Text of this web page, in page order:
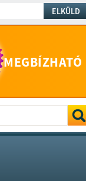
ELKÜLD
MEGBÍZHATÓ